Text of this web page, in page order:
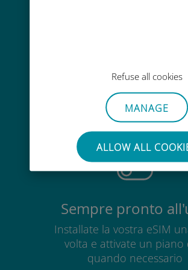
Refuse all cookies
MANAGE
ALLOW ALL
Senza sforzo
Non è necessario
scheda SIM esistente
Sempre pronto
Installate la vostra eSIM
volta e attivate un piano
quando necessario